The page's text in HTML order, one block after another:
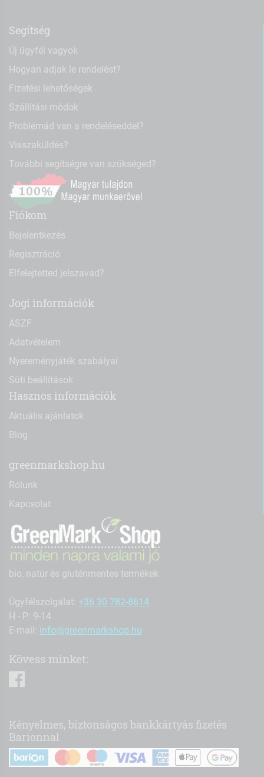
Segítség
Új ügyfél vagyok
Hogyan adjak le rendelést?
Fizetési lehetőségek
Szállítási módok
Problémád van a rendeléseddel?
Visszaküldés?
További segítségre van szükséged?
Fiókom
Bejelentkezés
Regisztráció
Elfelejtetted jelszavad?
Jogi információk
ÁSZF
Adatvételem
Nyereményjáték szabályai
Süti beállítások
Hasznos információk
Aktuális ajánlatok
Blog
greenmarkshop.hu
Rólunk
Kapcsolat
bio, natúr és gluténmentes termékek
Ügyfélszolgálat: +36 30 782-8614
H - P: 9-14
E-mail: info@greenmarkshop.hu
Kövess minket:
Kényelmes, biztonságos bankkártyás fizetés
Barionnal